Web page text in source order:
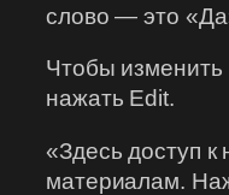
слово — это
Чтобы
нажать Edit.
«Здесь доступ
материалам.